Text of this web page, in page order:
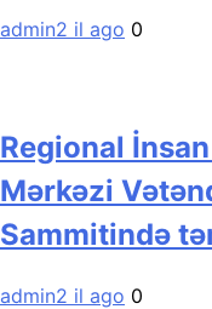
admin2 il ago 0
Regional
Mərkəzi
Sammitində
admin2 il ago 0